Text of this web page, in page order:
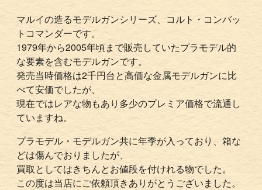
マルイの造るモデルガンシリーズ、コルト・コンバッ
トコマンダーです。
1979年から2005年頃まで販売していたプラモデル的
な要素を含むモデルガンです。
発売当時価格は2千円台と高価な金属モデルガンに比
べて安価でしたが、
現在ではレアな物もあり多少のプレミア価格で流通し
ていますね。
プラモデル・モデルガン共に年季が入っており、箱な
どは傷んでおりましたが、
買取としてはきちんとお値段を付けれる物でした。
この度は当店にご依頼頂きありがとうございました。